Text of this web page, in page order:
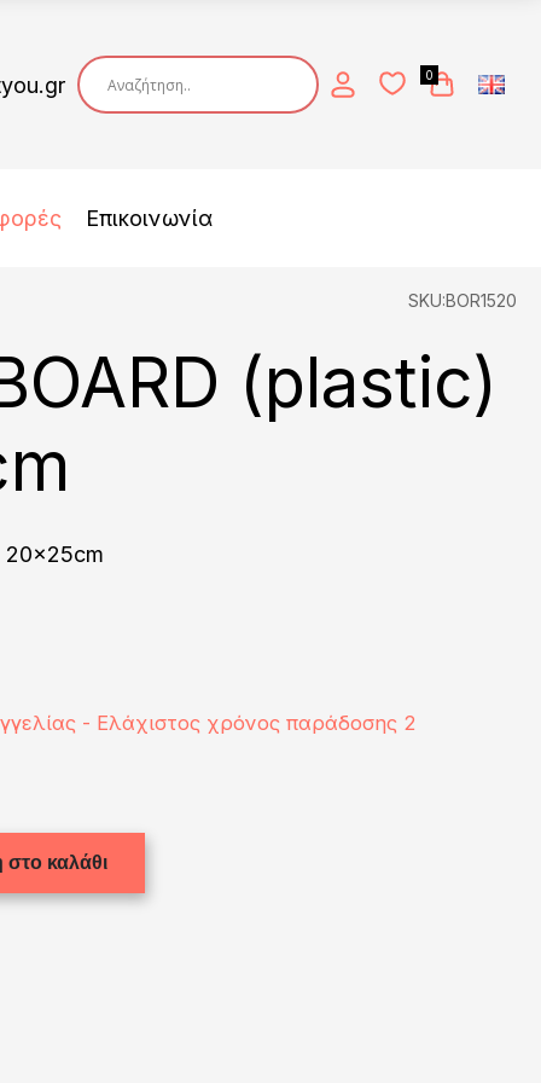
0
Επικοινωνία
SKU:BOR1520
(plastic)
20x25cm
- Ελάχιστος χρόνος παράδοσης 2
καλάθι